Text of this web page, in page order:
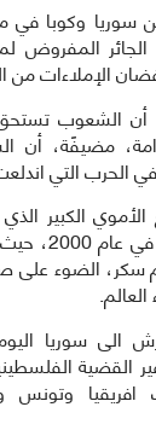
سوريا وكوبا في
المفروض
الإملاءات من
أن الشعوب
مضيفًة،
الحرب التي
وبعد ذلك
سكر، الضوء على
الى سوريا اليوم
القضية
افريقيا وتونس